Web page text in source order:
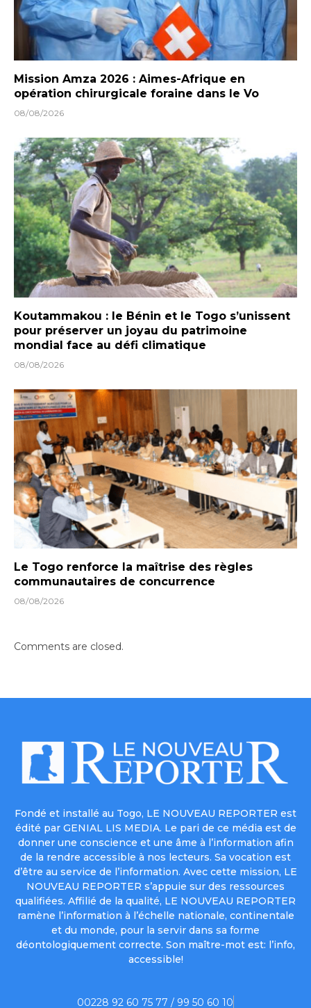
Mission Amza 2026 : Aimes-Afrique en
opération chirurgicale foraine dans le Vo
08/08/2026
Koutammakou : le Bénin et le Togo s’unissent
pour préserver un joyau du patrimoine
mondial face au défi climatique
08/08/2026
Le Togo renforce la maîtrise des règles
communautaires de concurrence
08/08/2026
Comments are closed.
Fondé et installé au Togo, LE NOUVEAU REPORTER est
édité par GENIAL LIS MEDIA. Le pari de ce média est de
donner une conscience et une âme à l’information afin
de la rendre accessible à nos lecteurs. Sa vocation est
d’être au service de l’information. Avec cette mission, LE
NOUVEAU REPORTER s’appuie sur des ressources
qualifiées. Affilié de la qualité, LE NOUVEAU REPORTER
ramène l’information à l’échelle nationale, continentale
et du monde, pour la servir dans sa forme
déontologiquement correcte. Son maître-mot est: l’info,
accessible!
00228 92 60 75 77 / 99 50 60 10